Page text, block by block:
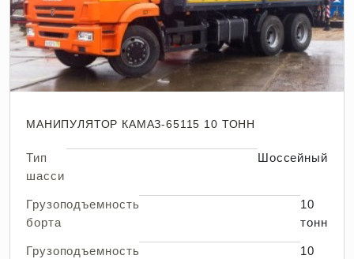
МАНИПУЛЯТОР КАМАЗ-65115 10 ТОНН
Тип
шасси
Шоссейный
Грузоподъемность
борта
10
тонн
Грузоподъемность
10